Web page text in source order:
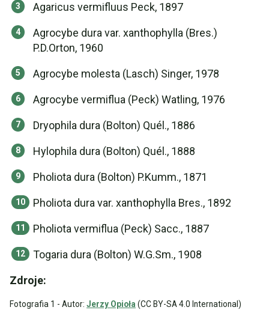
Agaricus vermifluus Peck, 1897
Agrocybe dura var. xanthophylla (Bres.)
P.D.Orton, 1960
Agrocybe molesta (Lasch) Singer, 1978
Agrocybe vermiflua (Peck) Watling, 1976
Dryophila dura (Bolton) Quél., 1886
Hylophila dura (Bolton) Quél., 1888
Pholiota dura (Bolton) P.Kumm., 1871
Pholiota dura var. xanthophylla Bres., 1892
Pholiota vermiflua (Peck) Sacc., 1887
Togaria dura (Bolton) W.G.Sm., 1908
Zdroje:
Fotografia 1 - Autor: Jerzy Opioła (CC BY-SA 4.0 International)